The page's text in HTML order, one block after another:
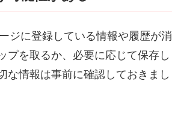
ジに登録している情報や履歴が消
プを取るか、必要に応じて保存し
な情報は事前に確認しておきまし